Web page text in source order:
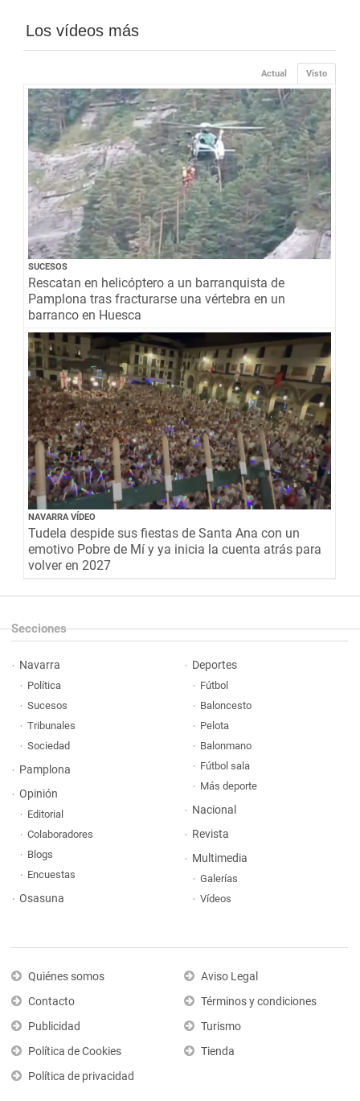
Los vídeos más
Visto
Actual
SUCESOS
Rescatan en helicóptero a un barranquista de
Pamplona tras fracturarse una vértebra en un
barranco en Huesca
NAVARRA VÍDEO
Tudela despide sus fiestas de Santa Ana con un
emotivo Pobre de Mí y ya inicia la cuenta atrás para
volver en 2027
Secciones
Navarra
Política
Sucesos
Tribunales
Sociedad
Pamplona
Opinión
Editorial
Colaboradores
Blogs
Encuestas
Osasuna
Deportes
Fútbol
Baloncesto
Pelota
Balonmano
Fútbol sala
Más deporte
Nacional
Revista
Multimedia
Galerías
Vídeos
Quiénes somos
Contacto
Publicidad
Política de Cookies
Política de privacidad
Aviso Legal
Términos y condiciones
Turismo
Tienda